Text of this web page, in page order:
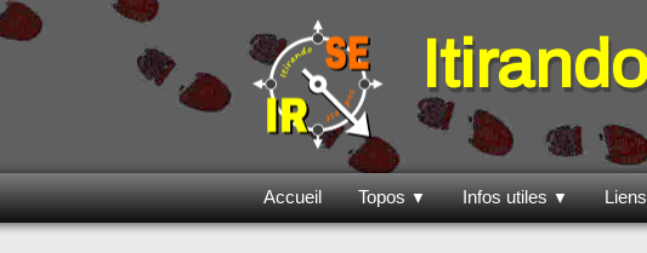
Accueil Topos▼ Infos utiles▼ Liens